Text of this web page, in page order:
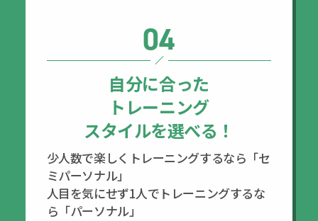
04
自分に合った
トレーニング
スタイルを選べる！
少人数で楽しくトレーニングするなら「セ
ミパーソナル」
人目を気にせず1人でトレーニングするな
ら「パーソナル」